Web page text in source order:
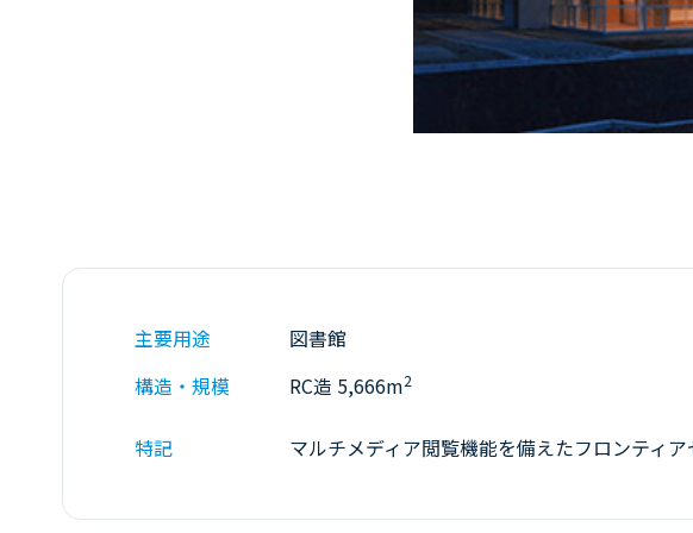
主要用途 図書館
構造・規模
RC造 5,666m2
特記 マルチメディア閲覧機能を備えたフロンティア